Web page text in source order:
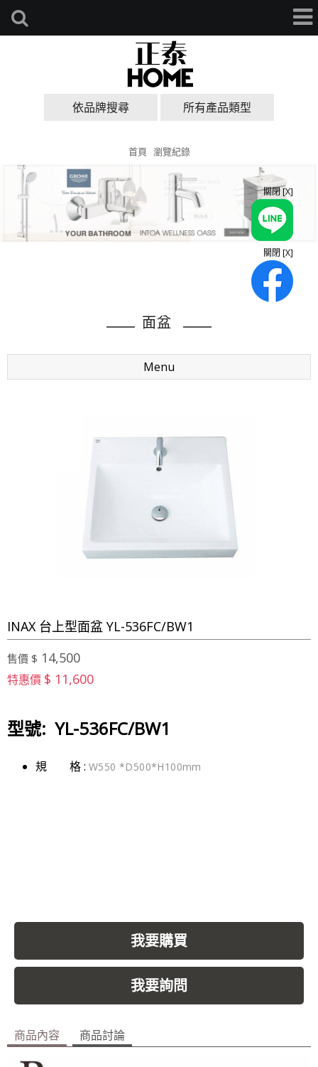
依品牌搜尋 所有產品類型
首頁 瀏覽紀錄
面盆
Menu
INAX 台上型面盆 YL-536FC/BW1
售價 $ 14,500
特惠價 $ 11,600
型號: YL-536FC/BW1
規 格 : W550 *D500*H100mm
我要購買
我要詢問
商品內容 商品討論
關閉 [X]
關閉 [X]